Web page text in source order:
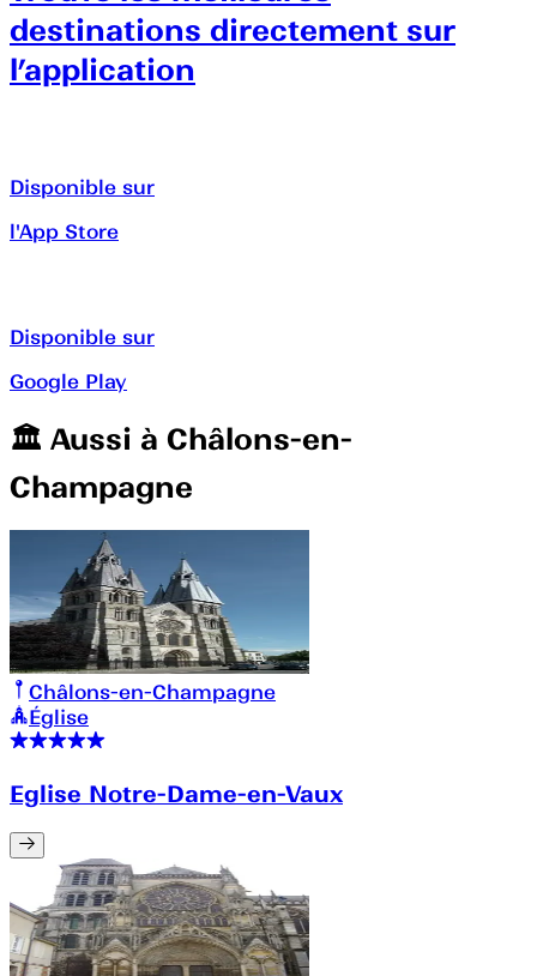
destinations directement sur
l’application
Disponible sur
l'App Store
Disponible sur
Google Play
🏛️️ Aussi à Châlons-en-
Champagne
Châlons-en-Champagne
Église
Eglise Notre-Dame-en-Vaux